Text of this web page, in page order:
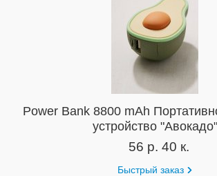
Power Bank 8800 mAh
устройство "Авокадо"
56 р. 40 к.
Быстрый заказ